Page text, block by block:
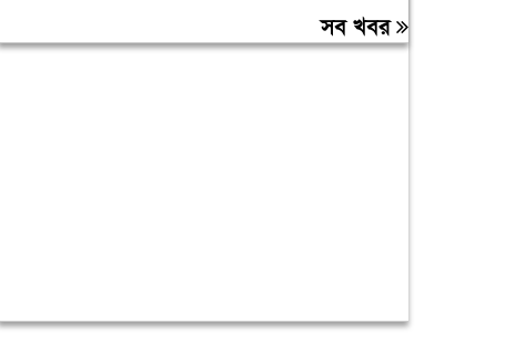
প্রধানমন্ত্রীকে বরণে প্রস্তুত চট্টগ্রাম,
নেতাকর্মীরা উজ্জীবিত
সব খবর